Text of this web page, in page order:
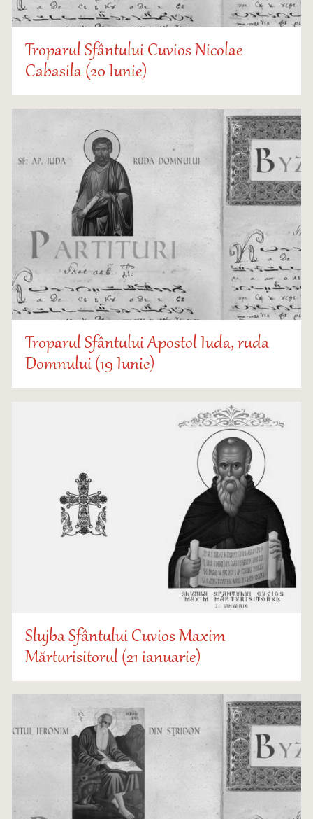
Troparul Sfântului Cuvios Nicolae
Cabasila (20 Iunie)
Troparul Sfântului Apostol Iuda, ruda
Domnului (19 Iunie)
Slujba Sfântului Cuvios Maxim
Mărturisitorul (21 ianuarie)